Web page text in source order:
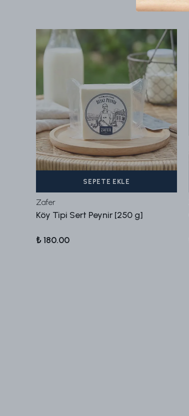
SEPETE EKLE
Zafer
Köy Tipi Sert Peynir [250 g]
₺ 180.00